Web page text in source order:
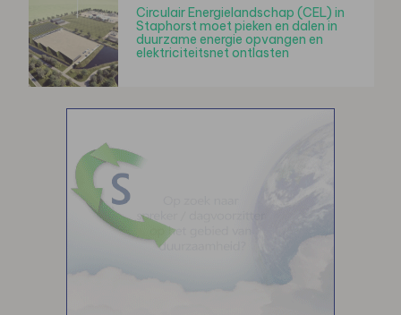
Circulair Energielandschap (CEL) in
Staphorst moet pieken en dalen in
duurzame energie opvangen en
elektriciteitsnet ontlasten